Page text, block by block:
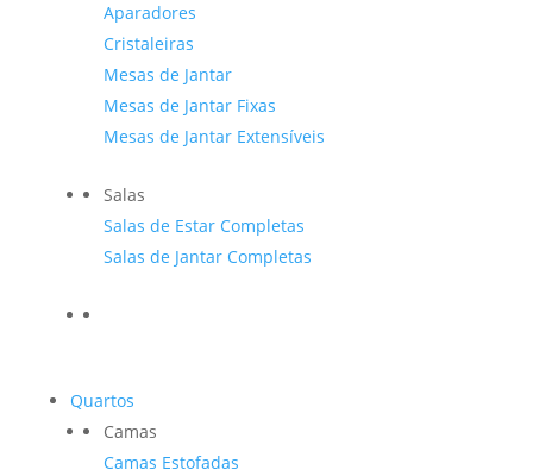
Aparadores
Cristaleiras
Mesas de Jantar
Mesas de Jantar Fixas
Mesas de Jantar Extensíveis
Salas
Salas de Estar Completas
Salas de Jantar Completas
Quartos
Camas
Camas Estofadas